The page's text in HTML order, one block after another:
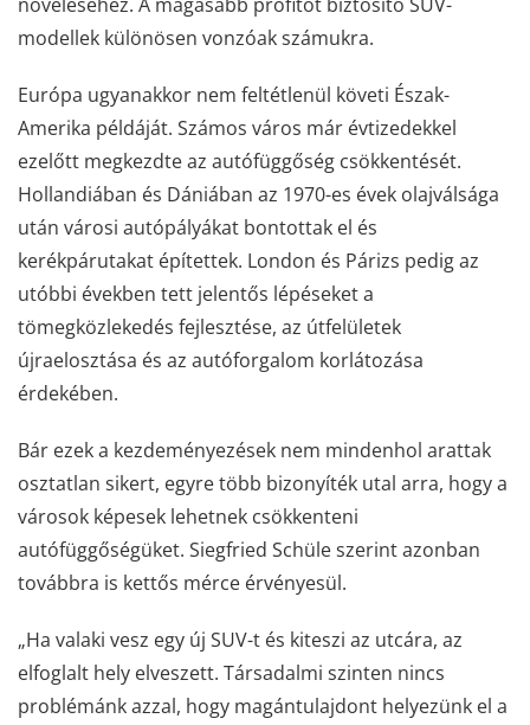
modellek különösen vonzóak számukra.
Európa ugyanakkor nem feltétlenül követi Észak-
Amerika példáját. Számos város már évtizedekkel
ezelőtt megkezdte az autófüggőség csökkentését.
Hollandiában és Dániában az 1970-es évek olajválsága
után városi autópályákat bontottak el és
kerékpárutakat építettek. London és Párizs pedig az
utóbbi években tett jelentős lépéseket a
tömegközlekedés fejlesztése, az útfelületek
újraelosztása és az autóforgalom korlátozása
érdekében.
Bár ezek a kezdeményezések nem mindenhol arattak
osztatlan sikert, egyre több bizonyíték utal arra, hogy a
városok képesek lehetnek csökkenteni
autófüggőségüket. Siegfried Schüle szerint azonban
továbbra is kettős mérce érvényesül.
„Ha valaki vesz egy új SUV-t és kiteszi az utcára, az
elfoglalt hely elveszett. Társadalmi szinten nincs
problémánk azzal, hogy magántulajdont helyezünk el a